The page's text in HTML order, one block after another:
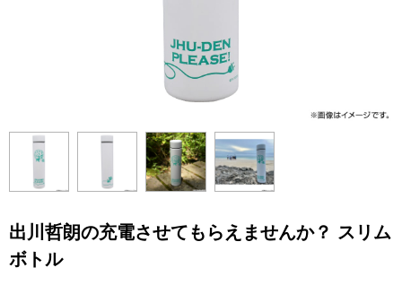
出川哲朗の充電させてもらえませんか？ スリム
ボトル